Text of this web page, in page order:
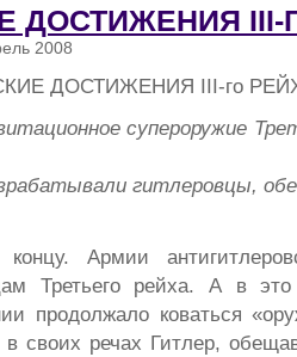
ДОСТИЖЕНИЯ III-
2008
ДОСТИЖЕНИЯ III-го
супероружие
гитлеровцы,
Армии
Третьего рейха. А в
продолжало коваться
в своих речах Гитлер,